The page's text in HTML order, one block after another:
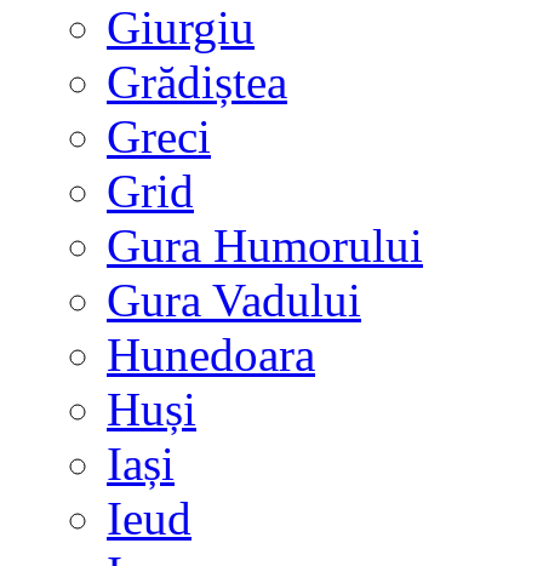
Giurgiu
Grădiștea
Greci
Grid
Gura Humorului
Gura Vadului
Hunedoara
Huși
Iași
Ieud